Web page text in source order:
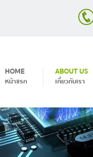
HOME
หน้าแรก
ABOUT US
เกี่ยวกับเรา